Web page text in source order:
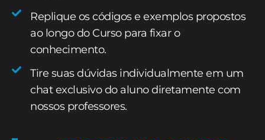
Replique os códigos e exemplos propostos
ao longo do Curso para fixar o
conhecimento.
Tire suas dúvidas individualmente em um
chat exclusivo do aluno diretamente com
nossos professores.